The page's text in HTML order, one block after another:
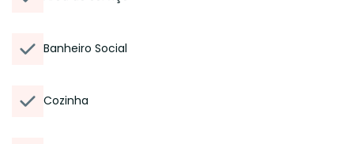
Banheiro Social
Cozinha